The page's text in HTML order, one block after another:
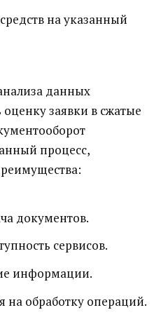
на указанный
данных
заявки в сжатые
процесс,
документов.
сервисов.
информации.
обработку операций.